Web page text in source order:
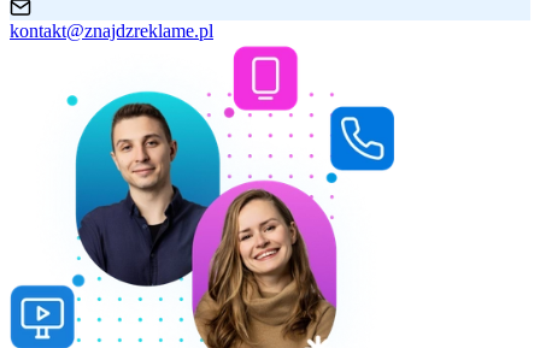
kontakt@znajdzreklame.pl